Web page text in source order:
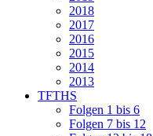
2018
2017
2016
2015
2014
2013
TFTHS
Folgen 1 bis 6
Folgen 7 bis 12